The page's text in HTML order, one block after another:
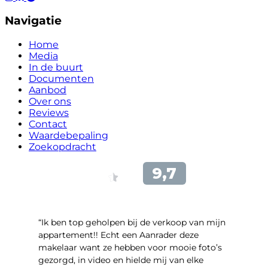
Navigatie
Home
Media
In de buurt
Documenten
Aanbod
Over ons
Reviews
Contact
Waardebepaling
Zoekopdracht
“Ik ben top geholpen bij de verkoop van mijn
appartement!! Echt een Aanrader deze
makelaar want ze hebben voor mooie foto’s
gezorgd, in video en hielde mij van elke